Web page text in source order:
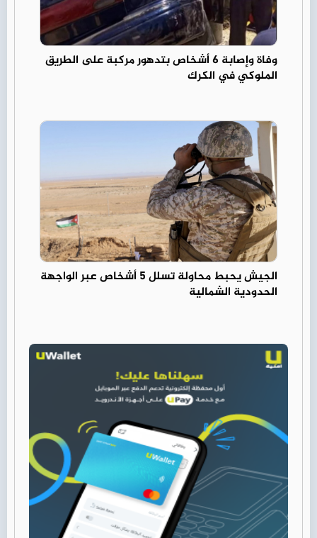
وفاة وإصابة 6 أشخاص بتدهور مركبة على الطريق
الملوكي في الكرك
الجيش يحبط محاولة تسلل 5 أشخاص عبر الواجهة
الحدودية الشمالية